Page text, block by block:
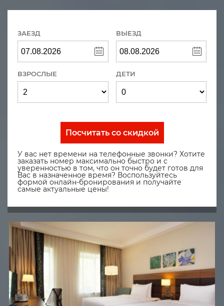
ЗАЕЗД ВЫЕЗД
ВЗРОСЛЫЕ ДЕТИ
Посчитать со скидкой
У вас нет времени на телефонные звонки? Хотите
заказать номер максимально быстро и с
уверенностью в том, что он точно будет готов для
Вас в назначенное время? Воспользуйтесь
формой онлайн-бронирования и получайте
самые актуальные цены!